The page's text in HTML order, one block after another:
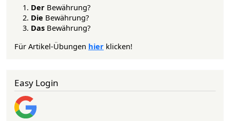
Der Bewährung?
Die Bewährung?
Das Bewährung?
Für Artikel-Übungen hier klicken!
Easy Login